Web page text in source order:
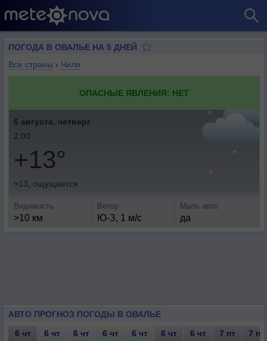
ПОГОДА В ОВАЛЬЕ НА 5 ДНЕЙ
Все страны › Чили
ОПАСНЫЕ ЯВЛЕНИЯ: НЕТ
6 августа, четверг
2:00
+13°
+13, ощущается
Видимость
>10 км
Ветер
Ю-З, 1 м/с
Мыть авто
да
АВТО ПРОГНОЗ ПОГОДЫ В ОВАЛЬЕ
6 чт 6 чт 6 чт 6 чт 6 чт 6 чт 6 чт 7 пт 7 пт